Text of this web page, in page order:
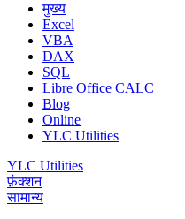
मुख्य
Excel
VBA
DAX
SQL
Libre Office CALC
Blog
Online
YLC Utilities
YLC Utilities
फ़ंक्शन
सामान्य